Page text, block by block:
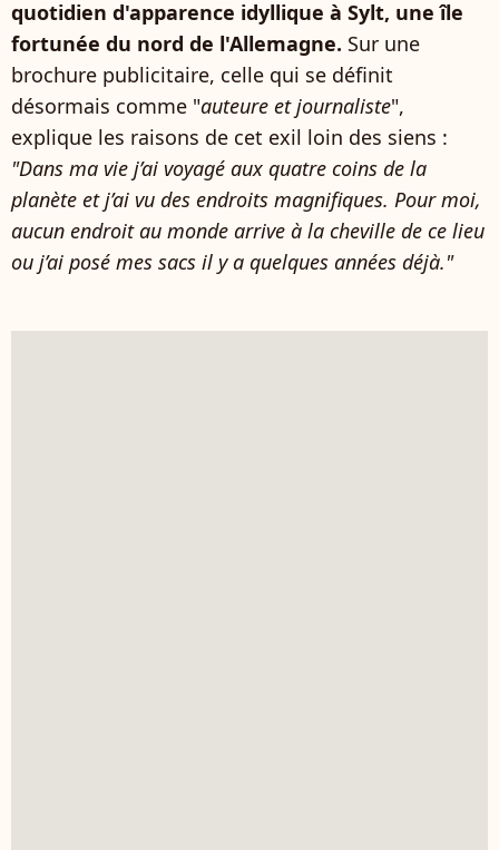
quotidien d'apparence idyllique à Sylt, une île
fortunée du nord de l'Allemagne. Sur une
brochure publicitaire, celle qui se définit
désormais comme "auteure et journaliste",
explique les raisons de cet exil loin des siens :
"Dans ma vie j’ai voyagé aux quatre coins de la
planète et j’ai vu des endroits magnifiques. Pour moi,
aucun endroit au monde arrive à la cheville de ce lieu
ou j’ai posé mes sacs il y a quelques années déjà."